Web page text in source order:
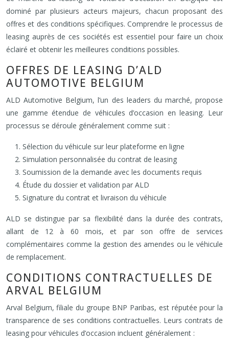
dominé par plusieurs acteurs majeurs, chacun proposant des
offres et des conditions spécifiques. Comprendre le processus de
leasing auprès de ces sociétés est essentiel pour faire un choix
éclairé et obtenir les meilleures conditions possibles.
OFFRES DE LEASING D’ALD
AUTOMOTIVE BELGIUM
ALD Automotive Belgium, l’un des leaders du marché, propose
une gamme étendue de véhicules d’occasion en leasing. Leur
processus se déroule généralement comme suit :
Sélection du véhicule sur leur plateforme en ligne
Simulation personnalisée du contrat de leasing
Soumission de la demande avec les documents requis
Étude du dossier et validation par ALD
Signature du contrat et livraison du véhicule
ALD se distingue par sa flexibilité dans la durée des contrats,
allant de 12 à 60 mois, et par son offre de services
complémentaires comme la gestion des amendes ou le véhicule
de remplacement.
CONDITIONS CONTRACTUELLES DE
ARVAL BELGIUM
Arval Belgium, filiale du groupe BNP Paribas, est réputée pour la
transparence de ses conditions contractuelles. Leurs contrats de
leasing pour véhicules d’occasion incluent généralement :